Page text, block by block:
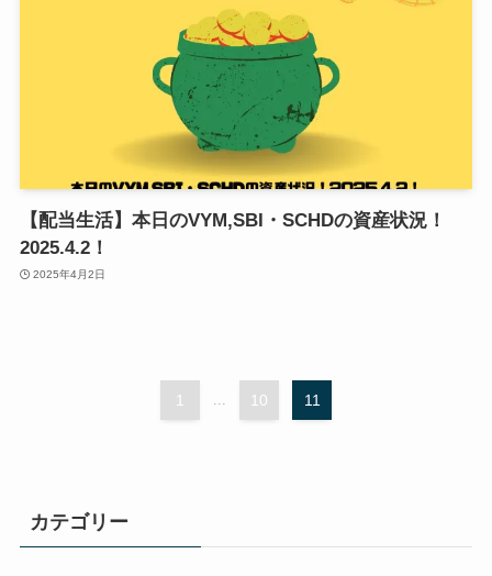
【配当生活】本日のVYM,SBI・SCHDの資産状況！
2025.4.2！
2025年4月2日
1 10 11
カテゴリー